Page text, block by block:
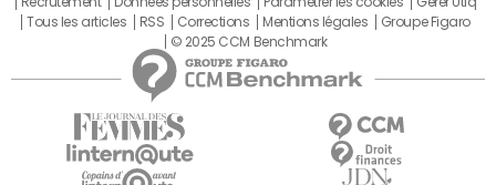
Tous les articles
RSS Corrections Mentions légales
Groupe Figaro
© 2025 CCM Benchmark